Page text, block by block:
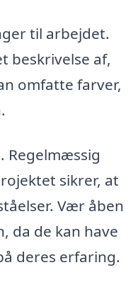
til arbejdet.
beskrivelse af,
omfatte farver,
Regelmæssig
sikrer, at
Vær åben
da de kan have
deres erfaring.